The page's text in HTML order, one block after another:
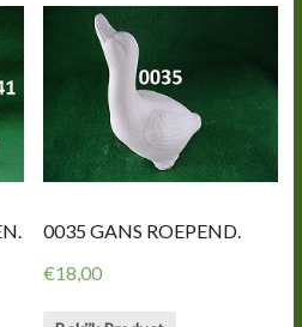
0035 GANS ROEPEND.
€18,00